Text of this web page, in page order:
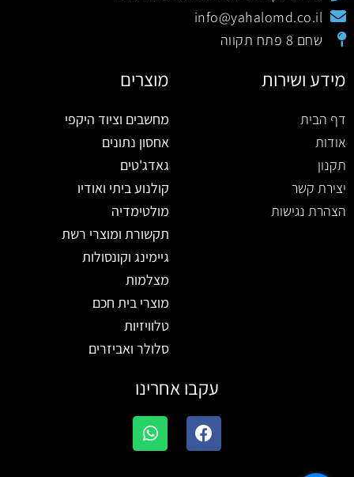
info@yahalomd.co.il
שחם 8 פתח תקווה
מידע ושירות
דף הבית
אודות
תקנון
יצירת קשר
הצהרת נגישות
מוצרים
מחשבים וציוד היקפי
אחסון נתונים
גאדג'טים
קולנוע ביתי ואודיו
מולטימדיה
תקשורת ומוצרי רשת
גיימינג וקונסולות
מצלמות
מוצרי בית חכם
טלוויזיות
סלולר ואביזרים
עקבו אחרינו
F
a
W
h